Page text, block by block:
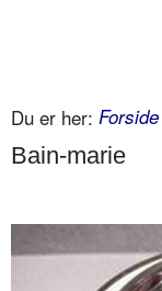
Du er her: Forside
Bain-marie